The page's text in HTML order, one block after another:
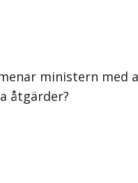
ministern med
åtgärder?